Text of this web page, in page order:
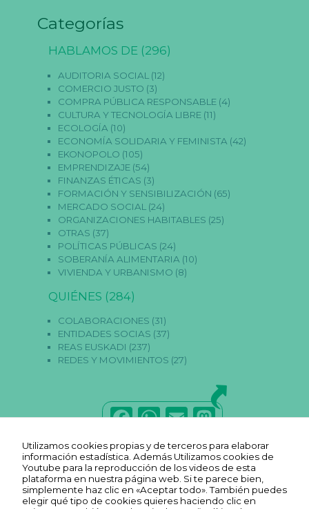
Categorías
HABLAMOS DE (296)
AUDITORIA SOCIAL (12)
COMERCIO JUSTO (3)
COMPRA PÚBLICA RESPONSABLE(4)
CULTURA Y TECNOLOGÍA LIBRE(11)
ECOLOGÍA (10)
ECONOMÍA SOLIDARIA Y FEMINISTA (42)
EKONOPOLO (105)
EMPRENDIZAJE(54)
FINANZAS ÉTICAS (3)
FORMACIÓN Y SENSIBILIZACIÓN (65)
MERCADO SOCIAL (24)
ORGANIZACIONES HABITABLES (25)
OTRAS (37)
POLÍTICAS PÚBLICAS (24)
SOBERANÍA ALIMENTARIA (10)
VIVIENDA Y URBANISMO (8)
QUIÉNES (284)
COLABORACIONES (31)
ENTIDADES SOCIAS (37)
REAS EUSKADI (237)
REDES Y MOVIMIENTOS (27)
F
a
c
e
W
h
a
ts
E
m
ai
l
M
a
st
o
Utilizamos cookies propias y de terceros para elaborar
información estadística. Además Utilizamos cookies de
Youtube para la reproducción de los videos de esta
plataforma en nuestra página web. Si te parece bien,
simplemente haz clic en «Aceptar todo». También puedes
elegir qué tipo de cookies quieres haciendo clic en